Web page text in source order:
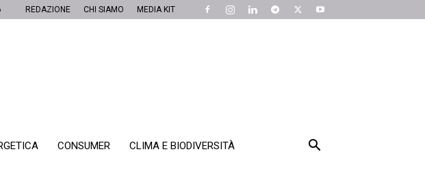
REDAZIONE CHI SIAMO MEDIA KIT
CONSUMER CLIMA E BIODIVERSITÀ